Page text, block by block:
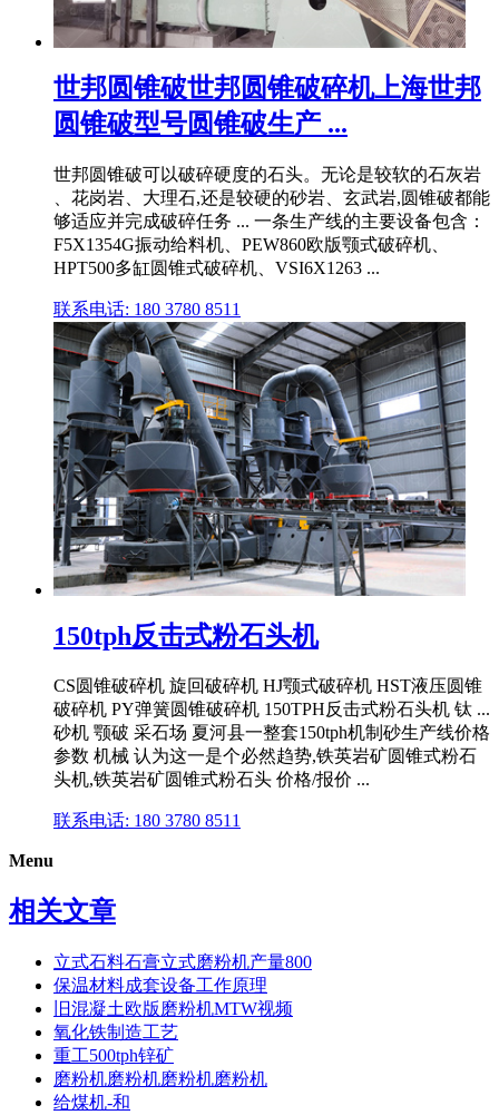
世邦圆锥破世邦圆锥破碎机上海世邦
圆锥破型号圆锥破生产 ...
世邦圆锥破可以破碎硬度的石头。无论是较软的石灰岩
、花岗岩、大理石,还是较硬的砂岩、玄武岩,圆锥破都能
够适应并完成破碎任务 ... 一条生产线的主要设备包含：
F5X1354G振动给料机、PEW860欧版颚式破碎机、
HPT500多缸圆锥式破碎机、VSI6X1263 ...
联系电话: 180 3780 8511
150tph反击式粉石头机
CS圆锥破碎机 旋回破碎机 HJ颚式破碎机 HST液压圆锥
破碎机 PY弹簧圆锥破碎机 150TPH反击式粉石头机 钛 ...
砂机 颚破 采石场 夏河县一整套150tph机制砂生产线价格
参数 机械 认为这一是个必然趋势,铁英岩矿圆锥式粉石
头机,铁英岩矿圆锥式粉石头 价格/报价 ...
联系电话: 180 3780 8511
Menu
相关文章
立式石料石膏立式磨粉机产量800
保温材料成套设备工作原理
旧混凝土欧版磨粉机MTW视频
氧化铁制造工艺
重工500tph锌矿
磨粉机磨粉机磨粉机磨粉机
给煤机-和